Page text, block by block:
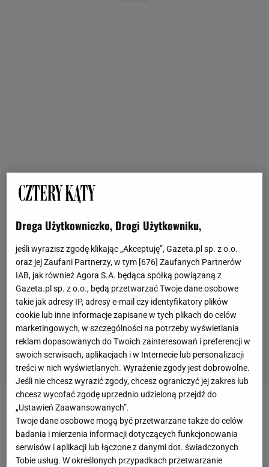
IKEA HEMNES
Ikea Hemnes - kolekcja w ponadczasowym
stylu
ARANŻACJA SYPIALNI ARANŻACJE WNĘTRZ IKEA IKEA HEMNES
Droga Użytkowniczko, Drogi Użytkowniku,
jeśli wyrazisz zgodę klikając „Akceptuję”, Gazeta.pl sp. z o.o.
oraz jej Zaufani Partnerzy, w tym [676] Zaufanych Partnerów
IAB, jak również Agora S.A. będąca spółką powiązaną z
Gazeta.pl sp. z o.o., będą przetwarzać Twoje dane osobowe
takie jak adresy IP, adresy e-mail czy identyfikatory plików
cookie lub inne informacje zapisane w tych plikach do celów
marketingowych, w szczególności na potrzeby wyświetlania
reklam dopasowanych do Twoich zainteresowań i preferencji w
swoich serwisach, aplikacjach i w Internecie lub personalizacji
treści w nich wyświetlanych. Wyrażenie zgody jest dobrowolne.
Jeśli nie chcesz wyrazić zgody, chcesz ograniczyć jej zakres lub
chcesz wycofać zgodę uprzednio udzieloną przejdź do
„Ustawień Zaawansowanych”.
Twoje dane osobowe mogą być przetwarzane także do celów
badania i mierzenia informacji dotyczących funkcjonowania
serwisów i aplikacji lub łączone z danymi dot. świadczonych
Tobie usług. W określonych przypadkach przetwarzanie